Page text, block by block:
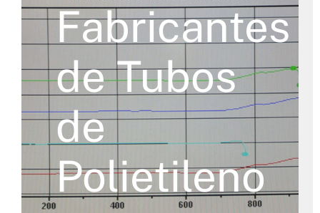
Fabricantes
de Tubos
de
Polietileno